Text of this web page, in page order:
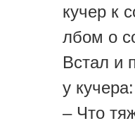
кучер к
лбом о
Встал и
у кучера:
– Что